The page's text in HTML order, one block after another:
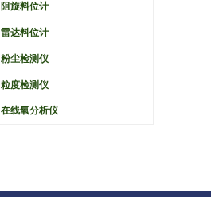
阻旋料位计
雷达料位计
粉尘检测仪
粒度检测仪
在线氧分析仪